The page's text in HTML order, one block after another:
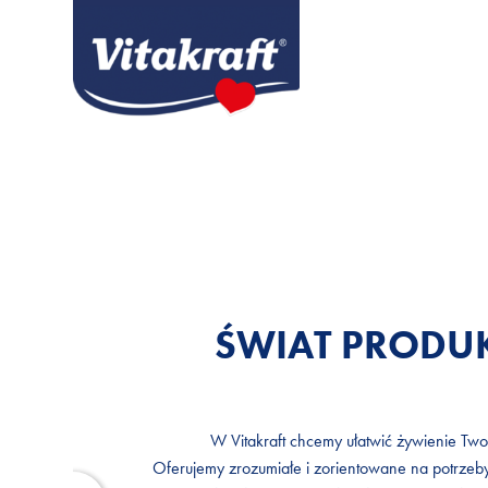
ŚWIAT
W Vitakraft chcemy ułatwić żywienie
Oferujemy zrozumiałe i zorientowane na
ŚWIAT
W Vitakraft chcemy ułatwić żywienie
Oferujemy zrozumiałe i zorientowane na